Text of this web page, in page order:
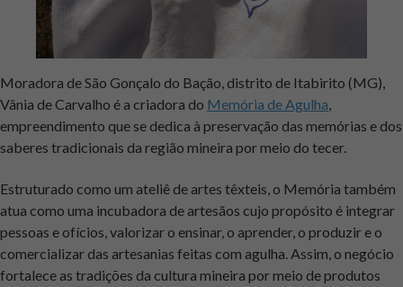
Moradora de São Gonçalo do Bação, distrito de Itabirito (MG),
Vânia de Carvalho é a criadora do Memória de Agulha,
empreendimento que se dedica à preservação das memórias e dos
saberes tradicionais da região mineira por meio do tecer.
Estruturado como um ateliê de artes têxteis, o Memória também
atua como uma incubadora de artesãos cujo propósito é integrar
pessoas e ofícios, valorizar o ensinar, o aprender, o produzir e o
comercializar das artesanias feitas com agulha. Assim, o negócio
fortalece as tradições da cultura mineira por meio de produtos